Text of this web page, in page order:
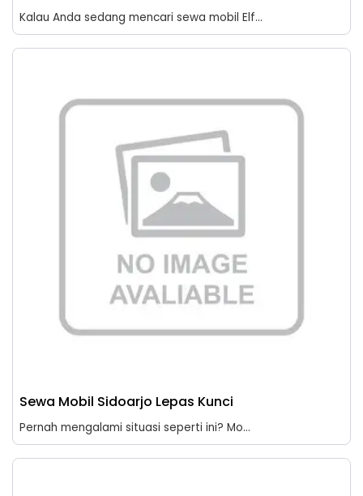
Kalau Anda sedang mencari sewa mobil Elf...
Sewa Mobil Sidoarjo Lepas Kunci
Pernah mengalami situasi seperti ini? Mo...